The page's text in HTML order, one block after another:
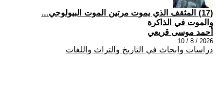
(17) المثقف الذي يموت مرتين الموت البيولوجي...
والموت في الذاكرة
أحمد موسى قريعي
2026 / 8 / 10
دراسات وابحاث في التاريخ والتراث واللغات